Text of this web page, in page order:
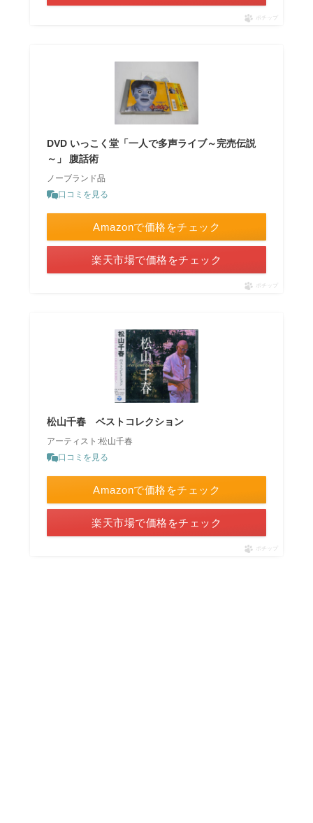
ポチップ
DVD いっこく堂「一人で多声ライブ～完売伝説
～」 腹話術
ノーブランド品
口コミを見る
Amazonで価格をチェック
楽天市場で価格をチェック
ポチップ
松山千春 ベストコレクション
アーティスト:松山千春
口コミを見る
Amazonで価格をチェック
楽天市場で価格をチェック
ポチップ